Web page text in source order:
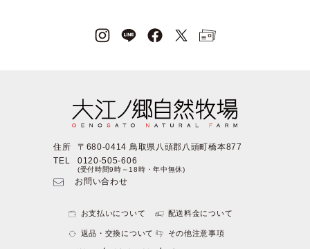
住所
〒680-0414 鳥取県八頭郡八頭町橋本877
TEL
0120-505-606
(受付時間9時～18時・年中無休)
お問い合わせ
お支払いについて 配送料金について
返品・交換について その他注意事項